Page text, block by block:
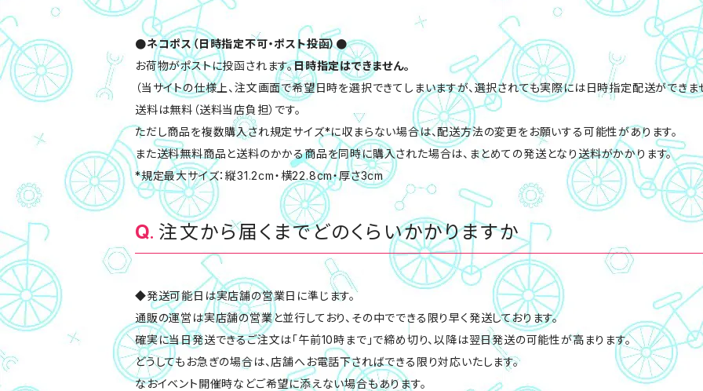
●ネコポス（日時指定不可・ポスト投函）●
お荷物がポストに投函されます。日時指定はできません。
（当サイトの仕様上、注文画面で希望日時を選択できてしまいますが、選択されても実際には日時指定配送ができませ
送料は無料（送料当店負担）です。
ただし商品を複数購入され規定サイズ*に収まらない場合は、配送方法の変更をお願いする可能性があります。
また送料無料商品と送料のかかる商品を同時に購入された場合は、まとめての発送となり送料がかかります。
*規定最大サイズ：縦31.2cm・横22.8cm・厚さ3cm
注文から届くまでどのくらいかかりますか
◆発送可能日は実店舗の営業日に準じます。
通販の運営は実店舗の営業と並行しており、その中でできる限り早く発送しております。
確実に当日発送できるご注文は「午前10時まで」で締め切り、以降は翌日発送の可能性が高まります。
どうしてもお急ぎの場合は、店舗へお電話下さればできる限り対応いたします。
なおイベント開催時などご希望に添えない場合もあります。